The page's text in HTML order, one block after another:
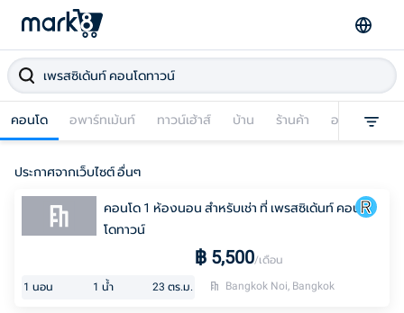
คอนโด อพาร์ทเม้นท์ ทาวน์เฮ้าส์ บ้าน ร้านค้า อาคารพาณิช
ประกาศจากเว็บไซต์ อื่นๆ
คอนโด 1 ห้องนอน สำหรับเช่า ที่ เพรสซิเด้นท์ คอน
โดทาวน์
฿ 5,500/เดือน
1 นอน 1 น้ำ 23 ตร.ม. Bangkok Noi, Bangkok